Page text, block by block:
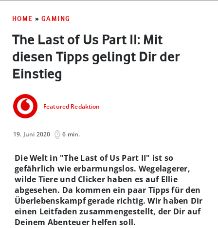
HOME » GAMING
The Last of Us Part II: Mit
diesen Tipps gelingt Dir der
Einstieg
Featured Redaktion
19. Juni 2020 6 min.
Die Welt in "The Last of Us Part II" ist so
gefährlich wie erbarmungslos. Wegelagerer,
wilde Tiere und Clicker haben es auf Ellie
abgesehen. Da kommen ein paar Tipps für den
Überlebenskampf gerade richtig. Wir haben Dir
einen Leitfaden zusammengestellt, der Dir auf
Deinem Abenteuer helfen soll.